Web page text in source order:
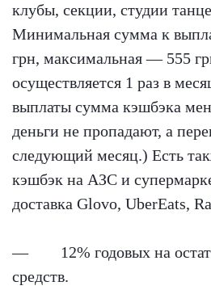
клубы, секции, студии
Минимальная сумма к
грн, максимальная — 555
осуществляется 1 раз в
выплаты сумма кэшбэка
деньги не пропадают, а
следующий месяц.) Есть
кэшбэк на АЗС и
доставка Glovo, UberEats,
— 12% годовых на
средств.